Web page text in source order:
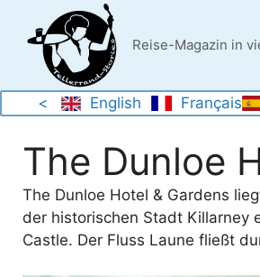
Inhalt
springen
Reise-Magazin in
< English Français
The Dunloe
The Dunloe Hotel & Gardens
der historischen Stadt Killarney
Castle. Der Fluss Laune fließt